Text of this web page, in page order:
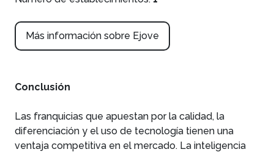
Más información sobre Ejove
Conclusión
Las franquicias que apuestan por la calidad, la
diferenciación y el uso de tecnología tienen una
ventaja competitiva en el mercado. La inteligencia